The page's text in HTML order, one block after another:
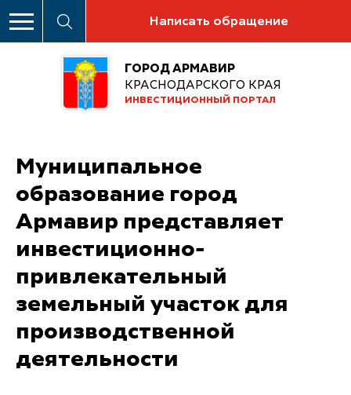
Написать обращение
ГОРОД АРМАВИР
КРАСНОДАРСКОГО КРАЯ
ИНВЕСТИЦИОННЫЙ ПОРТАЛ
Муниципальное
образование город
Армавир представляет
инвестиционно-
привлекательный
земельный участок для
производственной
деятельности